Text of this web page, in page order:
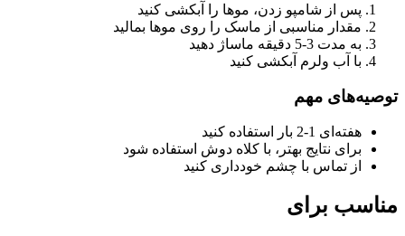
پس از شامپو زدن، موها را آبکشی کنید
مقدار مناسبی از ماسک را روی موها بمالید
به مدت 3-5 دقیقه ماساژ دهید
با آب ولرم آبکشی کنید
توصیه‌های مهم
هفته‌ای 1-2 بار استفاده کنید
برای نتایج بهتر، با کلاه دوش استفاده شود
از تماس با چشم خودداری کنید
مناسب برای